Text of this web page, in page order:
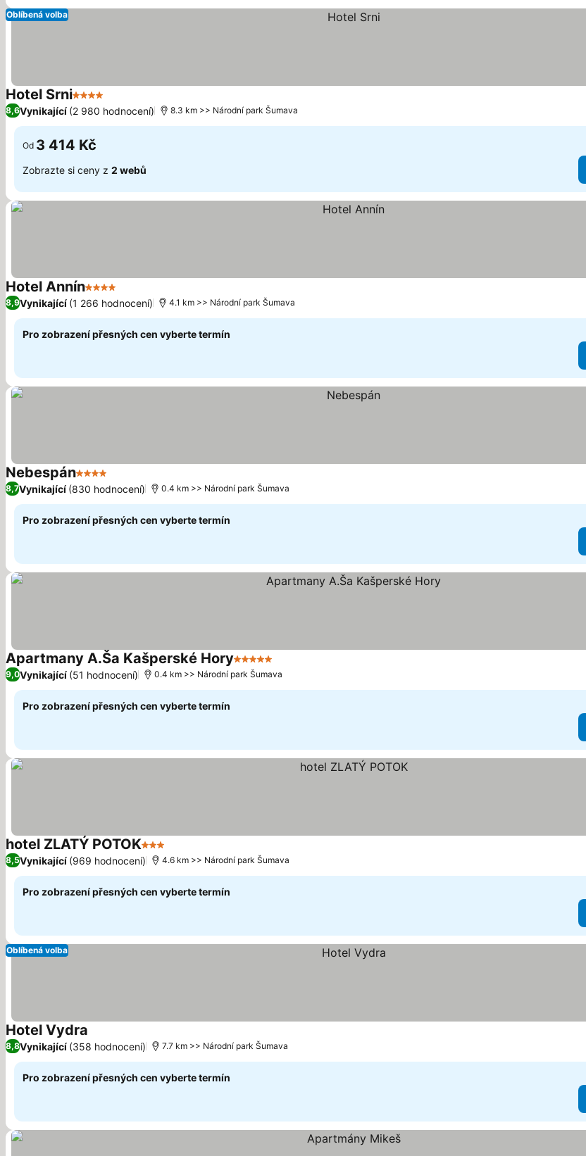
Oblíbená volba
Hotel Srni4 Počet hvězdiček
8,6Vynikající (2 980 hodnocení) 8.3 km >> Národní park Šumava
Od 3 414 Kč
Zobrazte si ceny z 2 webů
Hotel Annín4 Počet hvězdiček
8,9Vynikající (1 266 hodnocení) 4.1 km >> Národní park Šumava
Pro zobrazení přesných cen vyberte termín
Nebespán4 Počet hvězdiček
8,7Vynikající (830 hodnocení) 0.4 km >> Národní park Šumava
Pro zobrazení přesných cen vyberte termín
Apartmany A.Ša Kašperské Hory5 Počet hvězdiček
9,0Vynikající (51 hodnocení) 0.4 km >> Národní park Šumava
Pro zobrazení přesných cen vyberte termín
hotel ZLATÝ POTOK3 Počet hvězdiček
8,5Vynikající (969 hodnocení) 4.6 km >> Národní park Šumava
Pro zobrazení přesných cen vyberte termín
Oblíbená volba
Hotel Vydra
8,8Vynikající (358 hodnocení) 7.7 km >> Národní park Šumava
Pro zobrazení přesných cen vyberte termín